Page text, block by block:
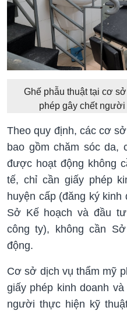
Ghế phẫu thuật tại cơ
phép gây chết
Theo quy định, các cơ
bao gồm chăm sóc da,
được hoạt động không
tế, chỉ cần giấy phép
huyện cấp (đăng ký
Sở Kế hoạch và đầu
công ty), không cần
động.
Cơ sở dịch vụ thẩm mỹ
giấy phép kinh doanh
người thực hiện kỹ